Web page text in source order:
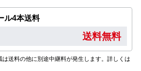
ル4本送料
送料無料
送料の他に別途中継料が発生します。詳しくは